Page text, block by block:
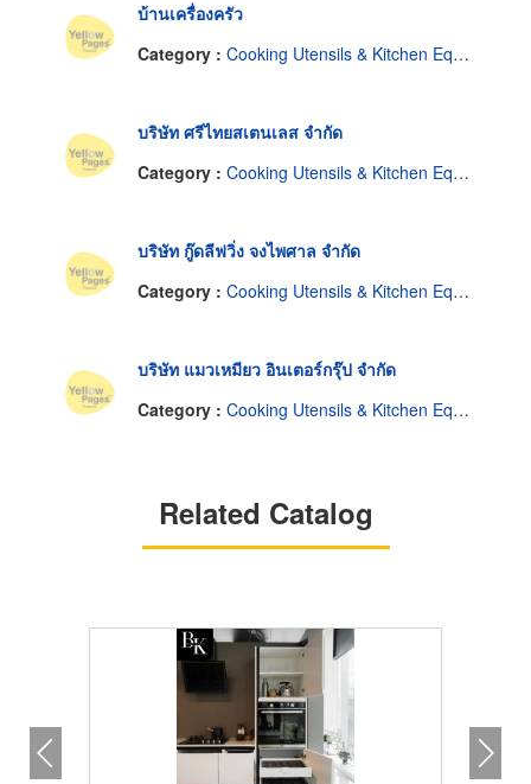
บ้านเครื่องครัว
Category : Cooking Utensils & Kitchen Equipment
บริษัท ศรีไทยสเตนเลส จำกัด
Category : Cooking Utensils & Kitchen Equipment
บริษัท กู๊ดลีฟวิ่ง จงไพศาล จำกัด
Category : Cooking Utensils & Kitchen Equipment
บริษัท แมวเหมียว อินเตอร์กรุ๊ป จำกัด
Category : Cooking Utensils & Kitchen Equipment
Related Catalog